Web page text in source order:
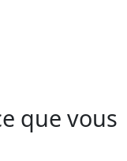
que vous